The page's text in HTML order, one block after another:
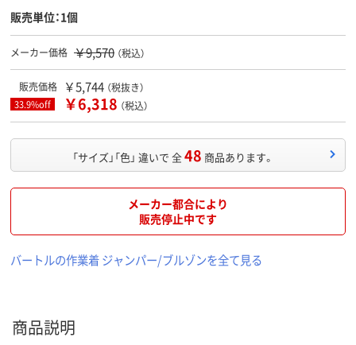
販売単位：1個
メーカー価格 ￥9,570 （税込）
販売価格 ￥5,744 （税抜き）
33.9%off ￥6,318 （税込）
「サイズ」「色」 違いで 全48 商品あります。
メーカー都合により
販売停止中です
バートルの作業着 ジャンパー/ブルゾンを全て見る
商品説明